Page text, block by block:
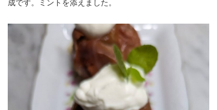
成です。ミントを添えました。